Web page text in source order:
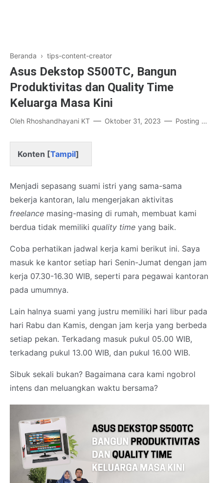
Beranda › tips-content-creator
Asus Dekstop S500TC, Bangun
Produktivitas dan Quality Time
Keluarga Masa Kini
Oleh Rhoshandhayani KT Oktober 31, 2023 Posting Komentar
Konten [Tampil]
Menjadi sepasang suami istri yang sama-sama
bekerja kantoran, lalu mengerjakan aktivitas
freelance masing-masing di rumah, membuat kami
berdua tidak memiliki quality time yang baik.
Coba perhatikan jadwal kerja kami berikut ini. Saya
masuk ke kantor setiap hari Senin-Jumat dengan jam
kerja 07.30-16.30 WIB, seperti para pegawai kantoran
pada umumnya.
Lain halnya suami yang justru memiliki hari libur pada
hari Rabu dan Kamis, dengan jam kerja yang berbeda
setiap pekan. Terkadang masuk pukul 05.00 WIB,
terkadang pukul 13.00 WIB, dan pukul 16.00 WIB.
Sibuk sekali bukan? Bagaimana cara kami ngobrol
intens dan meluangkan waktu bersama?